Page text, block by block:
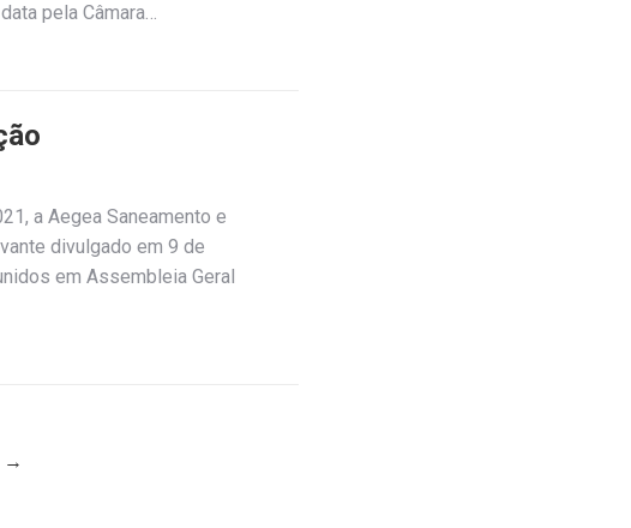
pela Câmara…
a Aegea Saneamento e
divulgado em 9 de
em Assembleia Geral
→